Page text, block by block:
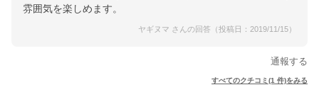
雰囲気を楽しめます。
ヤギヌマ さんの回答（投稿日：2019/11/15）
通報する
すべてのクチコミ(1 件)をみる